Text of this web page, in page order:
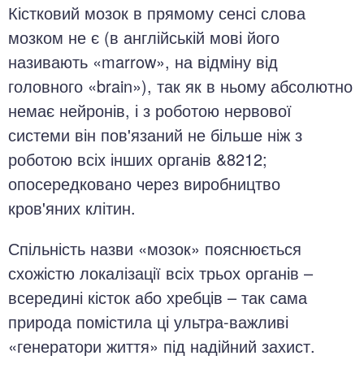
Кістковий мозок в прямому сенсі слова
мозком не є (в англійській мові його
називають «marrow», на відміну від
головного «brain»), так як в ньому абсолютно
немає нейронів, і з роботою нервової
системи він пов'язаний не більше ніж з
роботою всіх інших органів &8212;
опосередковано через виробництво
кров'яних клітин.
Спільність назви «мозок» пояснюється
схожістю локалізації всіх трьох органів –
всередині кісток або хребців – так сама
природа помістила ці ультра-важливі
«генератори життя» під надійний захист.